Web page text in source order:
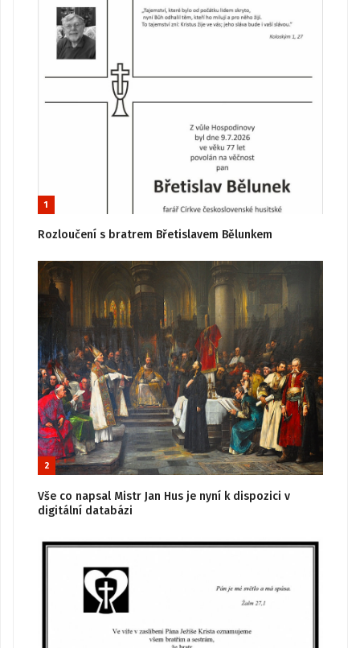
1
Rozloučení s bratrem Břetislavem Bělunkem
2
Vše co napsal Mistr Jan Hus je nyní k dispozici v
digitální databázi